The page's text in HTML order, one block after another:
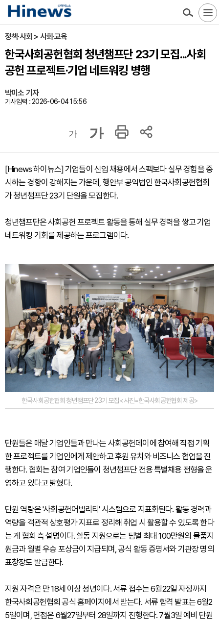
정책·사회 > 사회·교육
한국사회공헌협회 청년챔프단 23기 모집...사회
공헌 프로젝트·기업 네트워킹 병행
박미소 기자
기사입력 : 2026-06-04 15:56
가 가
[Hinews 하이뉴스] 기업들이 신입 채용에서 스펙보다 실무 경험을 중
시하는 경향이 강해지는 가운데, 행안부 공익법인 한국사회공헌협회
가 청년챔프단 23기 단원을 모집한다.
청년챔프단은 사회공헌 프로젝트 활동을 통해 실무 경력을 쌓고 기업
네트워킹 기회를 제공하는 프로그램이다.
한국사회공헌협회 청년챔프단 23기 모집 <사진=한국사회공헌협회 제공>
단원들은 매달 기업인들과 만나는 사회공헌데이에 참여해 직접 기획
한 프로젝트를 기업인에게 제안하고 후원 유치와 비즈니스 협업을 진
행한다. 협회는 참여 기업인들이 청년챔프단 전용 특별채용 전형을 운
영하고 있다고 밝혔다.
단원 역량은 '사회공헌어빌리티' 시스템으로 지표화된다. 활동 경력과
역량을 객관적 상호평가 지표로 정리해 취업 시 활용할 수 있도록 한다
는 게 협회 측 설명이다. 활동 지원으로는 팀별 최대 100만원의 물품지
원금과 월별 우승 포상금이 지급되며, 공식 활동 증명서와 기관장 명의
표창장도 발급한다.
지원 자격은 만 18세 이상 청년이다. 서류 접수는 6월22일 자정까지
한국사회공헌협회 공식 홈페이지에서 받는다. 서류 합격 발표는 6월2
5일이며, 면접은 6월27일부터 28일까지 진행한다. 7월3일 예비 단원